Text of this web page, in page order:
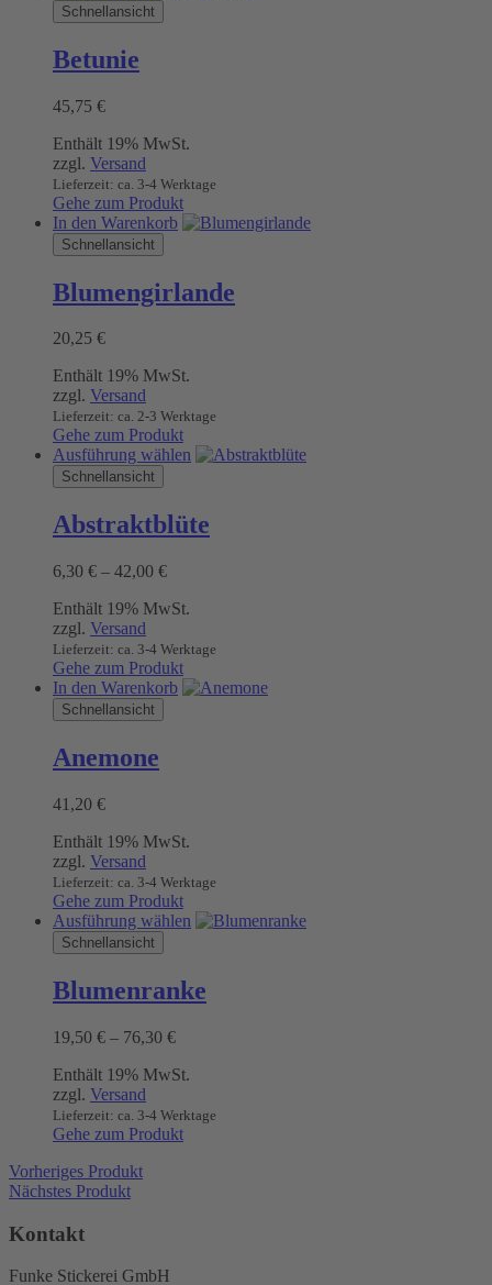
Schnellansicht
Betunie
45,75 €
Enthält 19% MwSt.
zzgl. Versand
Lieferzeit: ca. 3-4 Werktage
Gehe zum Produkt
In den Warenkorb
Schnellansicht
Blumengirlande
20,25 €
Enthält 19% MwSt.
zzgl. Versand
Lieferzeit: ca. 2-3 Werktage
Gehe zum Produkt
Ausführung wählen Dieses
Varianten
der
gewählt
Schnellansicht
Abstraktblüte
6,30 € – 42,00 €Preisspanne:
bis
Enthält 19% MwSt.
zzgl. Versand
Lieferzeit: ca. 3-4 Werktage
Gehe zum Produkt
In den Warenkorb
Schnellansicht
Anemone
41,20 €
Enthält 19% MwSt.
zzgl. Versand
Lieferzeit: ca. 3-4 Werktage
Gehe zum Produkt
Ausführung wählen Dieses
Varianten
der
Schnellansicht
Blumenranke
19,50 € – 76,30 €Preisspanne:
bis
Enthält 19% MwSt.
zzgl. Versand
Lieferzeit: ca. 3-4 Werktage
Gehe zum Produkt
Vorheriges Produkt
Nächstes Produkt
Kontakt
Funke Stickerei GmbH